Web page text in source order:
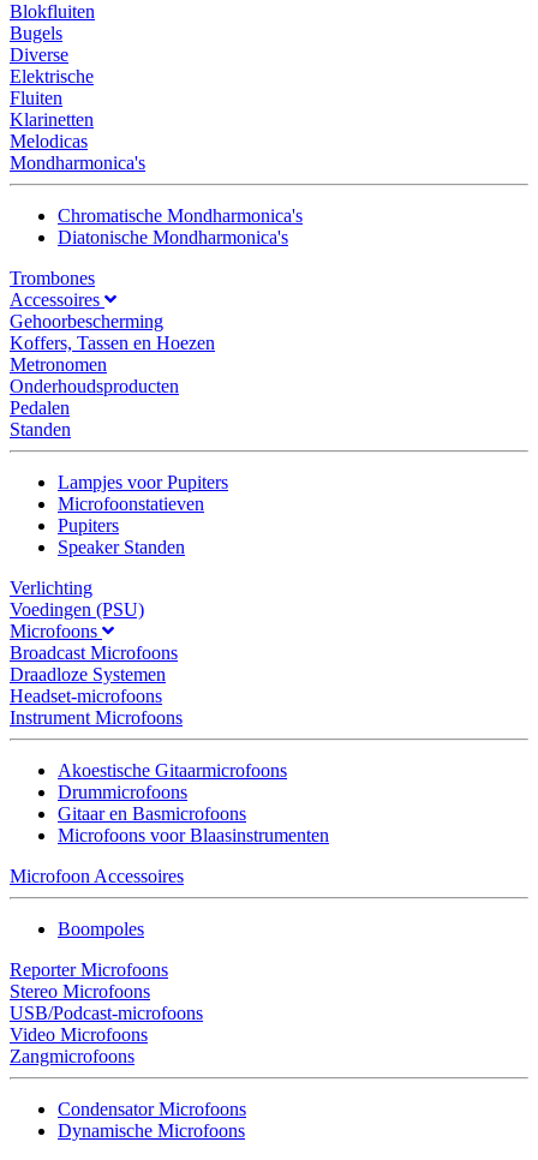
Blokfluiten
Bugels
Diverse
Elektrische
Fluiten
Klarinetten
Melodicas
Mondharmonica's
Chromatische Mondharmonica's
Diatonische Mondharmonica's
Trombones
Accessoires
Gehoorbescherming
Koffers, Tassen en Hoezen
Metronomen
Onderhoudsproducten
Pedalen
Standen
Lampjes voor Pupiters
Microfoonstatieven
Pupiters
Speaker Standen
Verlichting
Voedingen (PSU)
Microfoons
Broadcast Microfoons
Draadloze Systemen
Headset-microfoons
Instrument Microfoons
Akoestische Gitaarmicrofoons
Drummicrofoons
Gitaar en Basmicrofoons
Microfoons voor Blaasinstrumenten
Microfoon Accessoires
Boompoles
Reporter Microfoons
Stereo Microfoons
USB/Podcast-microfoons
Video Microfoons
Zangmicrofoons
Condensator Microfoons
Dynamische Microfoons